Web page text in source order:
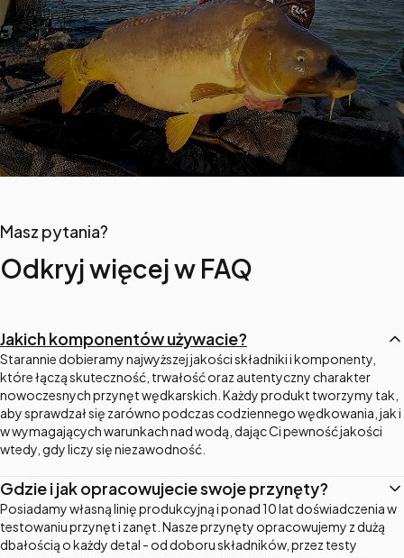
Masz pytania?
Odkryj więcej w FAQ
Jakich komponentów używacie?
Starannie dobieramy najwyższej jakości składniki i komponenty,
które łączą skuteczność, trwałość oraz autentyczny charakter
nowoczesnych przynęt wędkarskich. Każdy produkt tworzymy tak,
aby sprawdzał się zarówno podczas codziennego wędkowania, jak i
w wymagających warunkach nad wodą, dając Ci pewność jakości
wtedy, gdy liczy się niezawodność.
Gdzie i jak opracowujecie swoje przynęty?
Posiadamy własną linię produkcyjną i ponad 10 lat doświadczenia w
testowaniu przynęt i zanęt. Nasze przynęty opracowujemy z dużą
dbałością o każdy detal - od doboru składników, przez testy